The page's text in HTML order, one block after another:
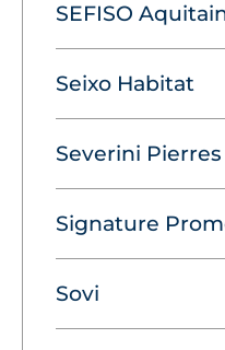
SEFISO
Seixo Habitat
Severini
Signature
Sovi